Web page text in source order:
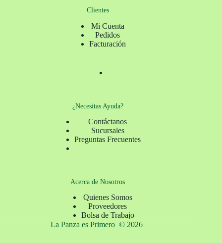
Clientes
Mi Cuenta
Pedidos
Facturación
¿Necesitas Ayuda?
Contáctanos
Sucursales
Preguntas Frecuentes
Acerca de Nosotros
Quienes Somos
Proveedores
Bolsa de Trabajo
La Panza es Primero © 2026